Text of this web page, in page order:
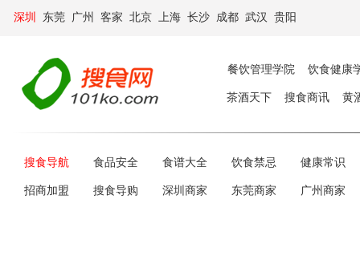
深圳 东莞 广州 客家 北京 上海 长沙 成都 武汉 贵阳
餐饮管理学院 饮食健康
茶酒天下 搜食商讯 黄
搜食导航 食品安全 食谱大全 饮食禁忌 健康常识
招商加盟 搜食导购 深圳商家 东莞商家 广州商家